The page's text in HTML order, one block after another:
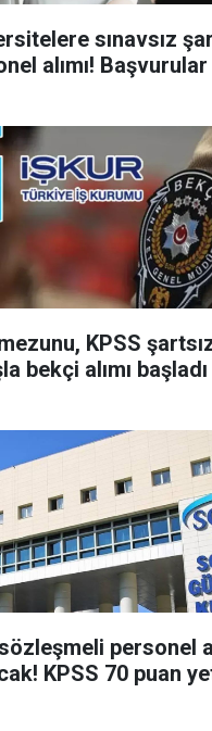
sınavsız
alımı! Başvurular
KPSS
bekçi alımı başladı
personel
KPSS 70 puan